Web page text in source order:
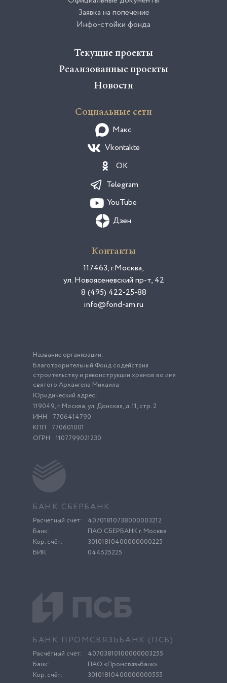
Заявка на попечение
Инфо-стойки фонда
Текущие проекты
Реализованные проекты
Новости
Социальные сети
Макс
Vkontakte
OK
Telegram
YouTube
Дзен
Контакты
117463, г.Москва,
ул. Новоясеневский пр-т, 42
8 (495) 422-25-88
info@fond-am.ru
Название организации:
Благотворительный Фонд содействия
строительству и реконструкции храмов во имя
святого Архангела Михаила
Юридический адрес:
119049, г. Москва, ул. Донская, д. 11, стр. 2
ИНН
7706414790
КПП
770601001
ОГРН
1107799021230
БАНК СБЕРБАНК
Расчётный счёт:
40701810738000003212
Банк:
ПАО СБЕРБАНК г. Москва
Кор. счёт:
30101810400000000225
БИК
044525225
БАНК ПРОМСВЯЗЬБАНК (ПСБ)
Расчётный счёт:
40703810100000003255
Банк:
ПАО «Промсвязьбанк»
Кор. счёт:
30101810400000000555